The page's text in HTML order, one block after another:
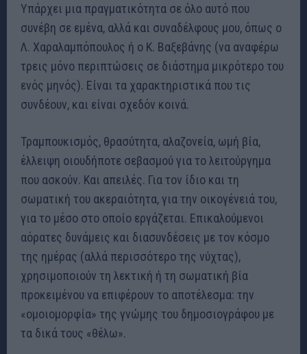
Υπάρχει μια πραγματικότητα σε όλο αυτό που
συνέβη σε εμένα, αλλά και συναδέλφους μου, όπως ο
Λ. Χαραλαμπόπουλος ή ο Κ. Βαξεβάνης (να αναφέρω
τρεις μόνο περιπτώσεις σε διάστημα μικρότερο του
ενός μηνός). Είναι τα χαρακτηριστικά που τις
συνδέουν, και είναι σχεδόν κοινά.
Τραμπουκισμός, θρασύτητα, αλαζονεία, ωμή βία,
έλλειψη οιουδήποτε σεβασμού για το λειτούργημα
που ασκούν. Και απειλές. Για τον ίδιο και τη
σωματική του ακεραιότητα, για την οικογένειά του,
για το μέσο στο οποίο εργάζεται. Επικαλούμενοι
αόρατες δυνάμεις και διασυνδέσεις με τον κόσμο
της ημέρας (αλλά περισσότερο της νύχτας),
χρησιμοποιούν τη λεκτική ή τη σωματική βία
προκειμένου να επιφέρουν το αποτέλεσμα: την
«ομοιομορφία» της γνώμης του δημοσιογράφου με
τα δικά τους «θέλω».